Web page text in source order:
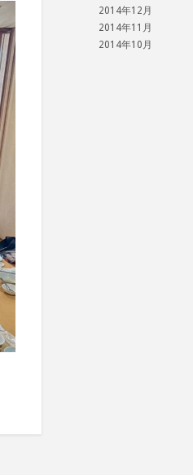
2014年12月
2014年11月
2014年10月